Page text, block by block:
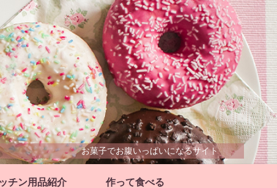
お菓子でお腹いっぱいになるサイト
チン用品紹介 作って食べる